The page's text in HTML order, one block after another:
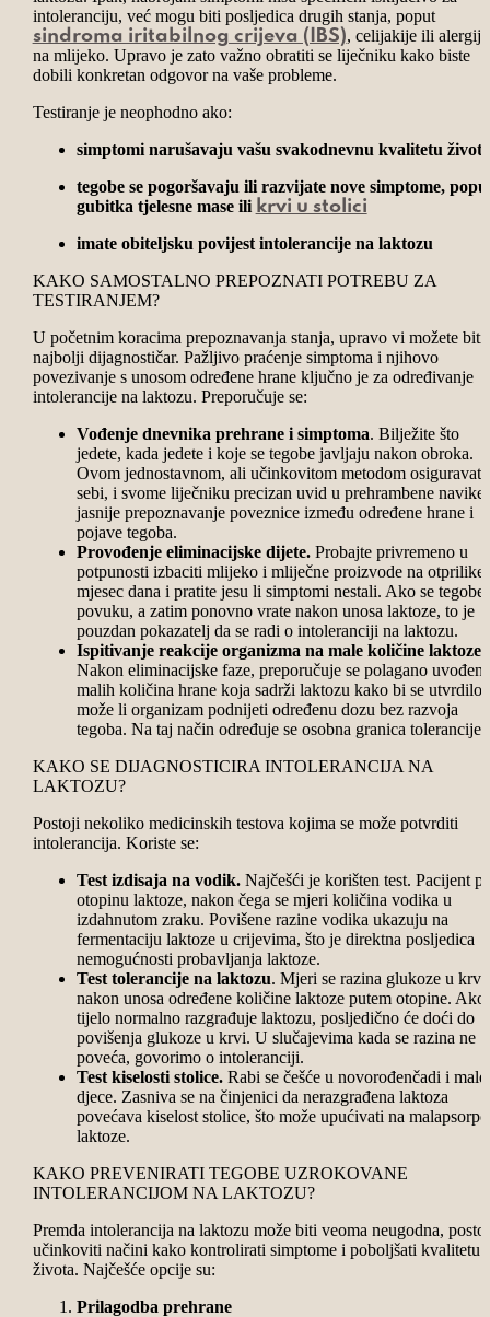
intoleranciju, već mogu biti posljedica drugih stanja, poput
sindroma iritabilnog crijeva (IBS), celijakije ili alergije
na mlijeko. Upravo je zato važno obratiti se liječniku kako biste
dobili konkretan odgovor na vaše probleme.
Testiranje je neophodno ako:
simptomi narušavaju vašu svakodnevnu kvalitetu života
tegobe se pogoršavaju ili razvijate nove simptome,
gubitka tjelesne mase ili krvi u stolici
imate obiteljsku povijest intolerancije na laktozu
KAKO SAMOSTALNO PREPOZNATI POTREBU ZA
TESTIRANJEM?
U početnim koracima prepoznavanja stanja, upravo vi možete biti
najbolji dijagnostičar. Pažljivo praćenje simptoma i njihovo
povezivanje s unosom određene hrane ključno je za određivanje
intolerancije na laktozu. Preporučuje se:
Vođenje dnevnika prehrane i simptoma. Bilježite što
jedete, kada jedete i koje se tegobe javljaju nakon obroka.
Ovom jednostavnom, ali učinkovitom metodom
sebi, i svome liječniku precizan uvid u prehrambene navike
jasnije prepoznavanje poveznice između određene hrane i
pojave tegoba.
Provođenje eliminacijske dijete.Probajte privremeno u
potpunosti izbaciti mlijeko i mliječne proizvode na otprilike
mjesec dana i pratite jesu li simptomi nestali. Ako se tegobe
povuku, a zatim ponovno vrate nakon unosa laktoze, to je
pouzdan pokazatelj da se radi o intoleranciji na laktozu.
Ispitivanje reakcije organizma na male količine laktoze.
Nakon eliminacijske faze, preporučuje se polagano
malih količina hrane koja sadrži laktozu kako bi se utvrdilo
može li organizam podnijeti određenu dozu bez razvoja
tegoba. Na taj način određuje se osobna granica tolerancije.
KAKO SE DIJAGNOSTICIRA INTOLERANCIJA NA
LAKTOZU?
Postoji nekoliko medicinskih testova kojima se može potvrditi
intolerancija. Koriste se:
Test izdisaja na vodik.Najčešći je korišten test. Pacijent
otopinu laktoze, nakon čega se mjeri količina vodika u
izdahnutom zraku. Povišene razine vodika ukazuju na
fermentaciju laktoze u crijevima, što je direktna posljedica
nemogućnosti probavljanja laktoze.
Test tolerancije na laktozu. Mjeri se razina glukoze u krvi
nakon unosa određene količine laktoze putem otopine. Ako
tijelo normalno razgrađuje laktozu, posljedično će doći do
povišenja glukoze u krvi. U slučajevima kada se razina ne
poveća, govorimo o intoleranciji.
Test kiselosti stolice.Rabi se češće u novorođenčadi i male
djece. Zasniva se na činjenici da nerazgrađena laktoza
povećava kiselost stolice, što može upućivati na
laktoze.
KAKO PREVENIRATI TEGOBE UZROKOVANE
INTOLERANCIJOM NA LAKTOZU?
Premda intolerancija na laktozu može biti veoma neugodna,
učinkoviti načini kako kontrolirati simptome i poboljšati kvalitetu
života. Najčešće opcije su:
Prilagodba prehrane